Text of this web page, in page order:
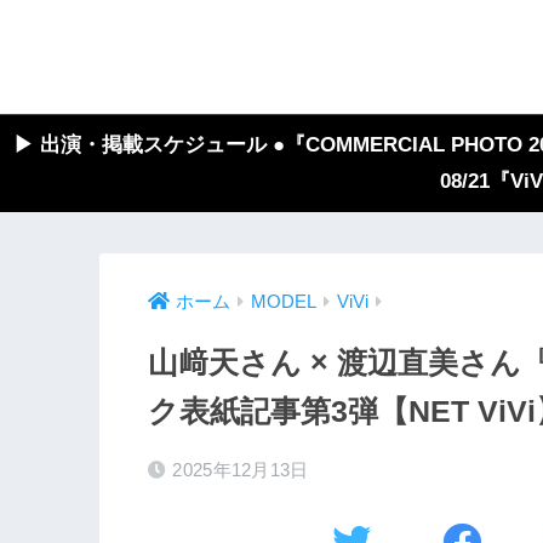
▶︎ 出演・掲載スケジュール ●『COMMERCIAL PHOTO
08/21『
ホーム MODEL ViVi
山﨑天さん × 渡辺直美さん
ク表紙記事第3弾【NET ViVi
2025年12月13日